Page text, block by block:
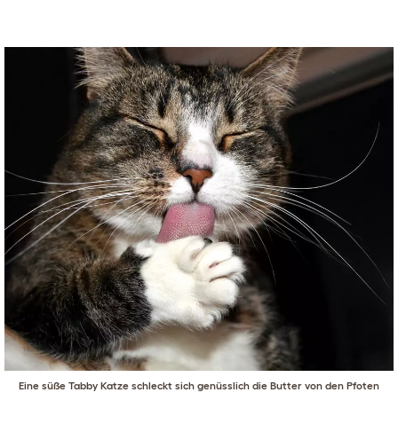
Eine süße Tabby Katze schleckt sich genüsslich die Butter von den Pfoten